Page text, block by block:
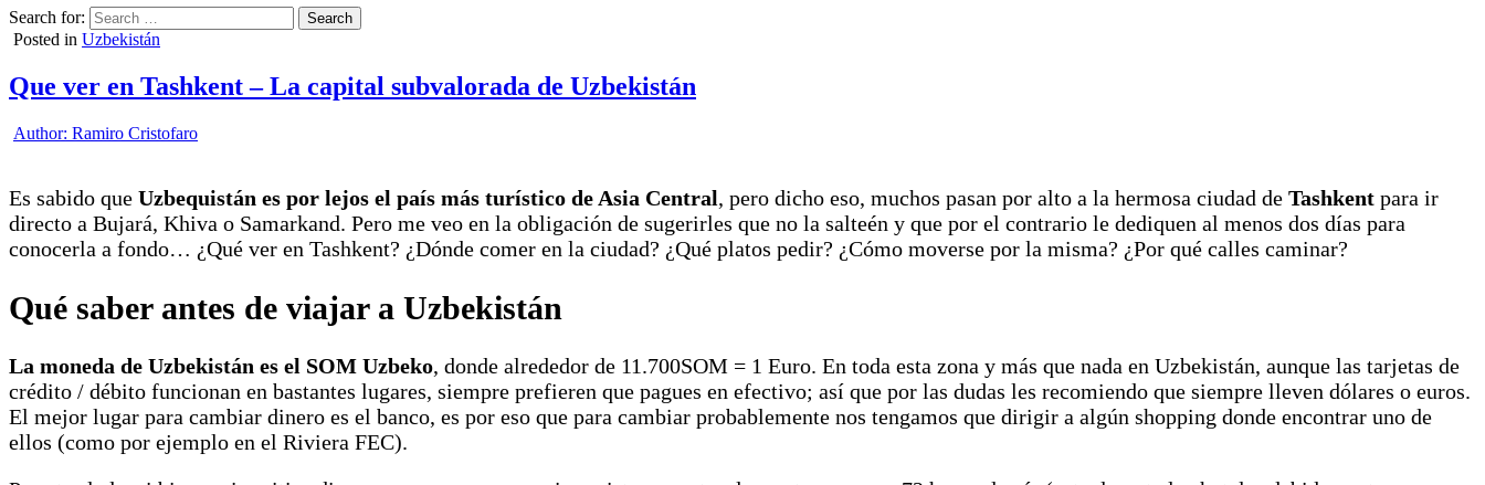
Search for:
Posted in Uzbekistán
Que ver en Tashkent – La capital subvalorada de Uzbekistán
Author: Ramiro Cristofaro
Es sabido que Uzbequistán es por lejos el país más turístico de Asia Central, pero dicho eso, muchos pasan por alto a la hermosa ciudad de Tashkent para ir
directo a Bujará, Khiva o Samarkand. Pero me veo en la obligación de sugerirles que no la salteén y que por el contrario le dediquen al menos dos días para
conocerla a fondo… ¿Qué ver en Tashkent? ¿Dónde comer en la ciudad? ¿Qué platos pedir? ¿Cómo moverse por la misma? ¿Por qué calles caminar?
Qué saber antes de viajar a Uzbekistán
La moneda de Uzbekistán es el SOM Uzbeko, donde alrededor de 11.700SOM = 1 Euro. En toda esta zona y más que nada en Uzbekistán, aunque las tarjetas de
crédito / débito funcionan en bastantes lugares, siempre prefieren que pagues en efectivo; así que por las dudas les recomiendo que siempre lleven dólares o euros.
El mejor lugar para cambiar dinero es el banco, es por eso que para cambiar probablemente nos tengamos que dirigir a algún shopping donde encontrar uno de
ellos (como por ejemplo en el Riviera FEC).